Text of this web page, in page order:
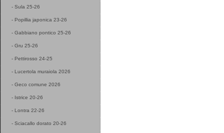
- Sula 25-26
- Popillia japonica 23-26
- Gabbiano pontico 25-26
- Gru 25-26
- Pettirosso 24-25
- Lucertola muraiola 2026
- Geco comune 2026
- Istrice 20-26
- Lontra 22-26
- Sciacallo dorato 20-26